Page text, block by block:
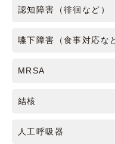
認知障害（徘徊など）
嚥下障害（食事対応な
MRSA
結核
人工呼吸器